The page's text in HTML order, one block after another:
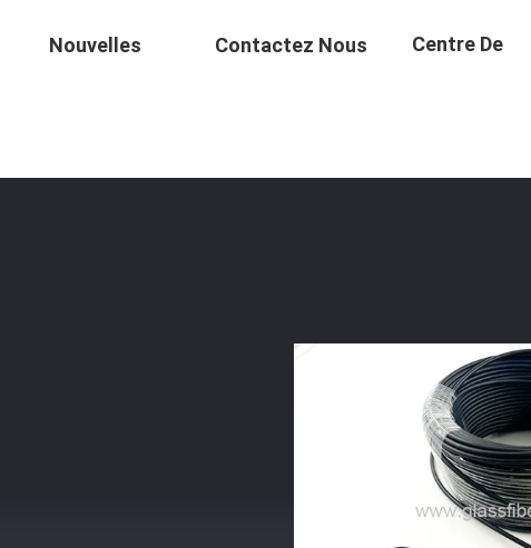
Nouvelles Contactez Nous Centre De